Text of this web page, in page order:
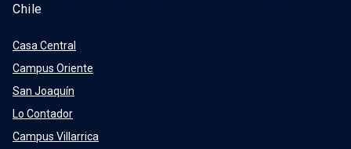
Chile
Casa Central
Campus Oriente
San Joaquín
Lo Contador
Campus Villarrica